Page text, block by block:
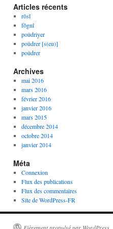
Articles récents
rôsî
fôgnî
poûdriyer
poûdrer [s(eu)]
poûdrer
Archives
mai 2016
mars 2016
février 2016
janvier 2016
mars 2015
décembre 2014
octobre 2014
janvier 2014
Méta
Connexion
Flux des publications
Flux des commentaires
Site de WordPress-FR